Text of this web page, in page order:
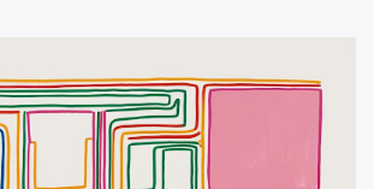
que “bordeja” nas entrelinhas do texto, e
aqui escreve. Essa palavra verbo habita, e faz
que possa estreitar uma ligação entre os
ao longo dessa varredura visual,